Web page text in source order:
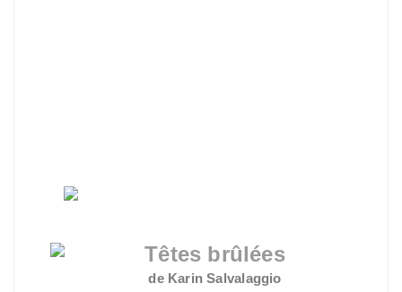
Têtes brûlées
de Karin Salvalaggio